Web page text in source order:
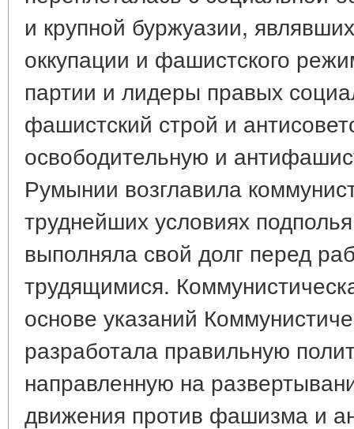
и крупной буржуазии,
оккупации и фашистского
партии и лидеры правых
фашистский строй и
освободительную и
Румынии возглавила
труднейших условиях
выполняла свой долг перед
трудящимися.
основе указаний
разработала правильную
направленную на
движения против фашизма и